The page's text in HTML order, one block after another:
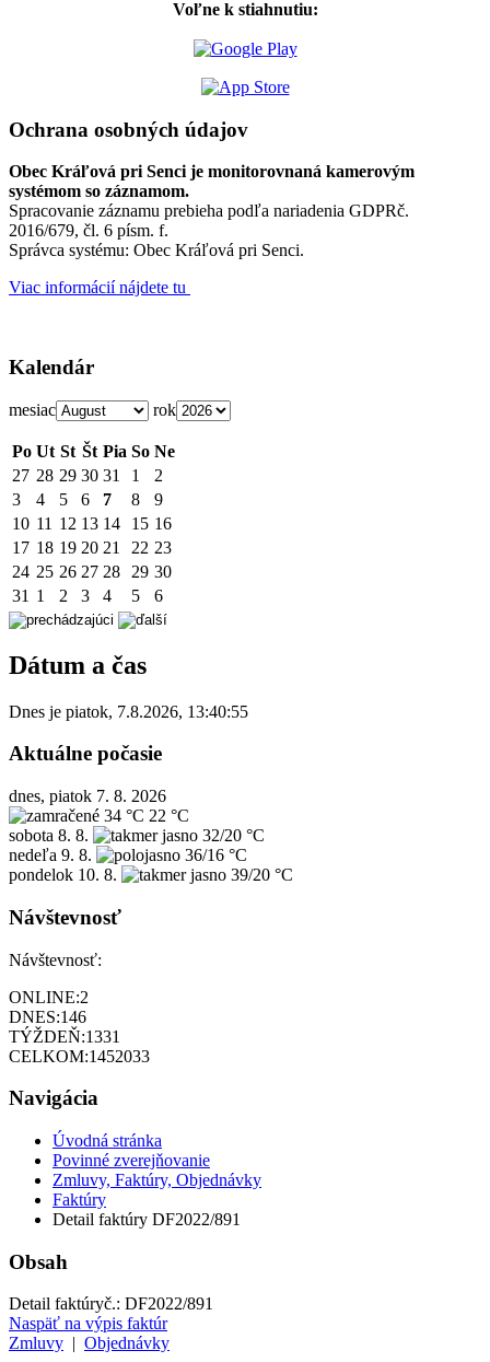
Voľne k stiahnutiu:
Ochrana osobných údajov
Obec Kráľová pri Senci je monitorovnaná kamerovým
systémom so záznamom.
Spracovanie záznamu prebieha podľa nariadenia GDPRč.
2016/679, čl. 6 písm. f.
Správca systému: Obec Kráľová pri Senci.
Viac informácií nájdete tu
Kalendár
mesiac rok
Po Ut St Št Pia So Ne
27 28 29 30 31 1
2
3
4 5 6 7 8
9
10 11 12 13 14 15 16
17 18 19 20 21 22 23
24 25 26 27 28 29 30
31 1 2 3 4 5 6
Dátum a čas
Dnes je piatok, 7.8.2026, 13:40:55
Aktuálne počasie
dnes, piatok 7. 8. 2026
34 °C 22 °C
sobota 8. 8.
32/20 °C
nedeľa 9. 8.
36/16 °C
pondelok 10. 8. 39/20 °C
Návštevnosť
Návštevnosť:
ONLINE:2
DNES:146
TÝŽDEŇ:1331
CELKOM:1452033
Navigácia
Úvodná stránka
Povinné zverejňovanie
Zmluvy, Faktúry, Objednávky
Faktúry
Detail faktúry DF2022/891
Obsah
Detail faktúryč.: DF2022/891
Naspäť na výpis faktúr
Zmluvy
Objednávky